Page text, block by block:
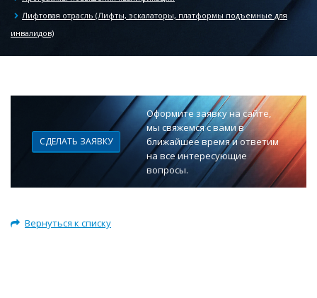
Лифтовая отрасль (Лифты, эскалаторы, платформы подъемные для
инвалидов)
СДЕЛАТЬ ЗАЯВКУ
Оформите заявку на сайте,
мы свяжемся с вами в
ближайшее время и ответим
на все интересующие
вопросы.
Вернуться к списку